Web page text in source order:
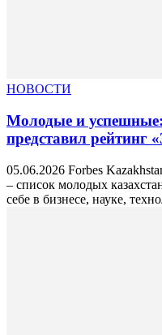
НОВОСТИ
Молодые и
представил рейтинг
05.06.2026 Forbes
– список молодых
себе в бизнесе, науке,